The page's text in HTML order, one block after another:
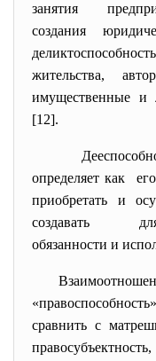
занятия
создания
жительства,
имущественные и
[12].
определяет как
приобретать и
создавать
обязанности и
сравнить с